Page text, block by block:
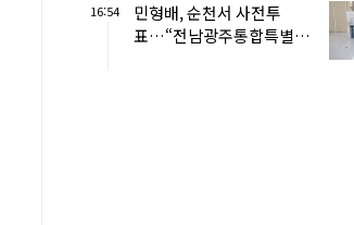
16:54
민형배, 순천서 사전투
표…“전남광주통합특별시